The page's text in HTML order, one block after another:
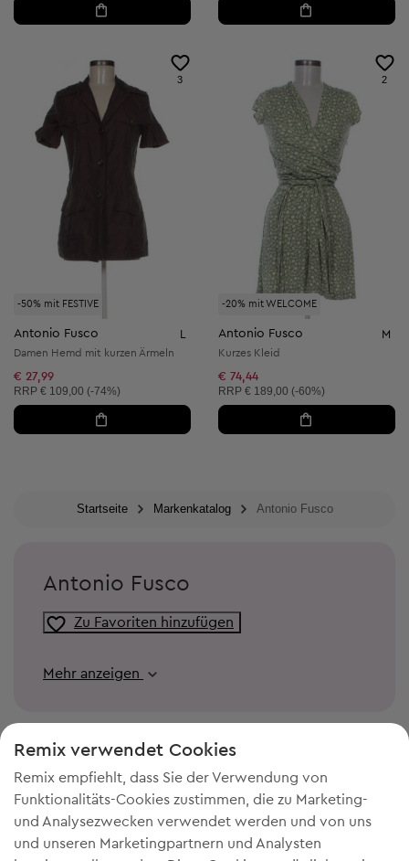
-50% mit FESTIVE
3
Antonio Fusco
Damen Hemd mit kurzen Ärmeln
€ 27,99
Unverbindliche Preisempfehlung:
RRP € 109,00 (-74%)
-20% mit WELCOME
2
Antonio Fusco M
Kurzes Kleid
€ 74,44
Unverbindliche Preisempfehlung:
RRP € 189,00 (-60%)
Startseite Markenkatalog Antonio Fusco
Antonio Fusco
Zu Favoriten hinzufügen
Mehr anzeigen
Remix verwendet Cookies
Remix empfiehlt, dass Sie der Verwendung von
Funktionalitäts-Cookies zustimmen, die zu Marketing-
und Analysezwecken verwendet werden und von uns
und unseren Marketingpartnern und Analysten